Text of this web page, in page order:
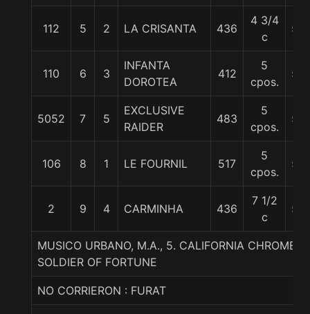
112 5 2 LA CRISANTA 436
4 3/4
c
56
110 6 3
INFANTA
DOROTEA
412
5
cpos.
55
5052 7 5
EXCLUSIVE
RAIDER
483
5
cpos.
56
106 8 1 LE FOURNIL 517
5
cpos.
55
2 9 4 CARMINHA 436
7 1/2
c
56
MUSICO URBANO, M.A., 5. CALIFORNIA CHROME-
SOLDIER OF FORTUNE
NO CORRIERON : FURAT